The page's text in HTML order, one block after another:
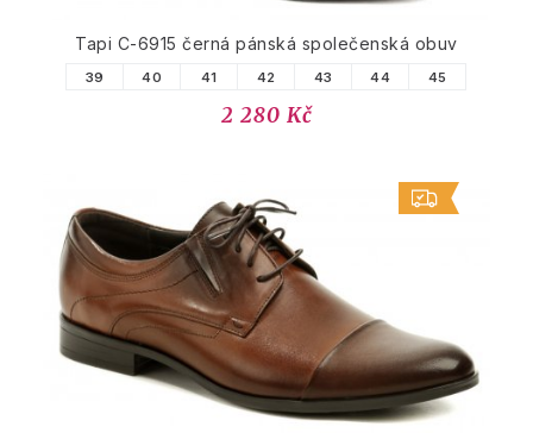
Tapi C-6915 černá pánská společenská obuv
39 40 41 42 43 44 45
2 280 Kč